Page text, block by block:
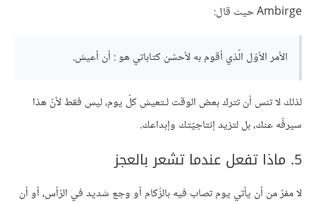
Ambirge حيث قال:
الأمر الأوّل الّذي أقوم به لأحسّن كتاباتي هو : أن أعيش.
لذلك لا تنس أن تترك بعض الوقت لـتعيش كلّ يوم، ليس فقط لأنّ هذا
سيرفّه عنك، بل لتزيد إنتاجيّتك وإبداعك.
5. ماذا تفعل عندما تشعر بالعجز
لا مفرّ من أن يأتي يوم تصاب فيه بالزّكام أو وجع شديد في الرّأس، أو أن